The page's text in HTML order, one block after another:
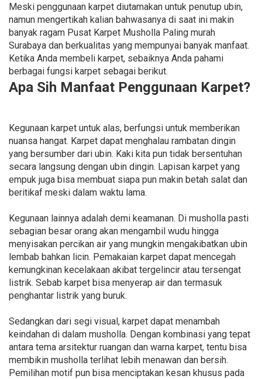
Meski penggunaan karpet diutamakan untuk penutup ubin,
namun mengertikah kalian bahwasanya di saat ini makin
banyak ragam Pusat Karpet Musholla Paling murah
Surabaya dan berkualitas yang mempunyai banyak manfaat.
Ketika Anda membeli karpet, sebaiknya Anda pahami
berbagai fungsi karpet sebagai berikut.
Apa Sih Manfaat Penggunaan Karpet?
Kegunaan karpet untuk alas, berfungsi untuk memberikan
nuansa hangat. Karpet dapat menghalau rambatan dingin
yang bersumber dari ubin. Kaki kita pun tidak bersentuhan
secara langsung dengan ubin dingin. Lapisan karpet yang
empuk juga bisa membuat siapa pun makin betah salat dan
beritikaf meski dalam waktu lama.
Kegunaan lainnya adalah demi keamanan. Di musholla pasti
sebagian besar orang akan mengambil wudu hingga
menyisakan percikan air yang mungkin mengakibatkan ubin
lembab bahkan licin. Pemakaian karpet dapat mencegah
kemungkinan kecelakaan akibat tergelincir atau tersengat
listrik. Sebab karpet bisa menyerap air dan termasuk
penghantar listrik yang buruk.
Sedangkan dari segi visual, karpet dapat menambah
keindahan di dalam musholla. Dengan kombinasi yang tepat
antara tema arsitektur ruangan dan warna karpet, tentu bisa
membikin musholla terlihat lebih menawan dan bersih.
Pemilihan motif pun bisa menciptakan kesan khusus pada